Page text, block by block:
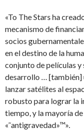
«To The Stars ha
mecanismo de
socios
en el destino de la
conjunto de películas
desarrollo … [también]
lanzar satélites al
robusto para lograr la
tiempo, y la mayoría
«˜antigravedad»™».